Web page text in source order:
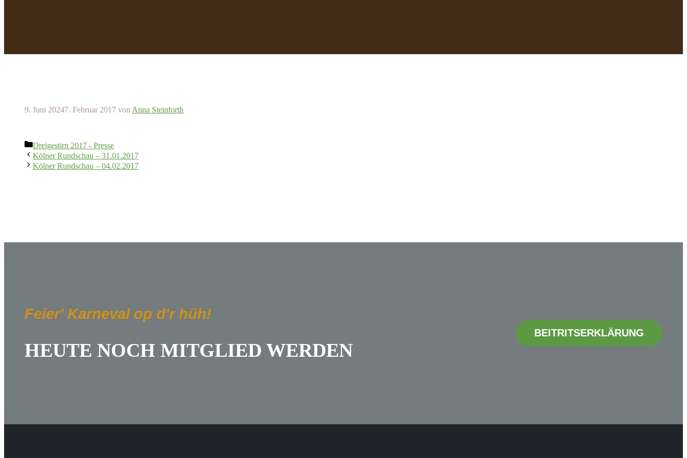
9. Juni 20247. Februar 2017 von Anna Steinforth
Kategorien
Dreigestirn 2017 - Presse
Kölner Rundschau – 31.01.2017
Kölner Rundschau – 04.02.2017
Feier' Karneval op d'r hüh!
HEUTE NOCH MITGLIED WERDEN
BEITRITSERKLÄRUNG